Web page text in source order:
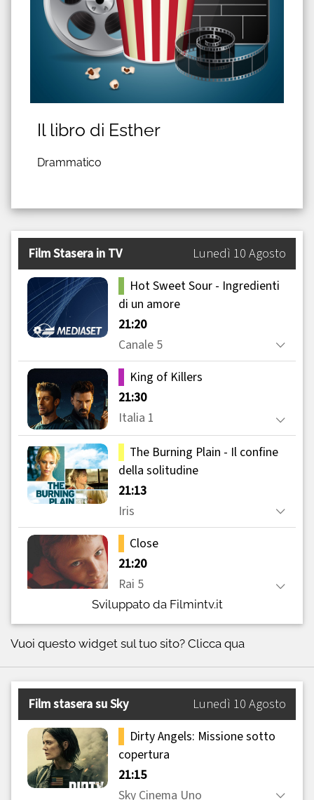
Il libro di Esther
Drammatico
Sviluppato da Filmintv.it
Vuoi questo widget sul tuo sito? Clicca qua